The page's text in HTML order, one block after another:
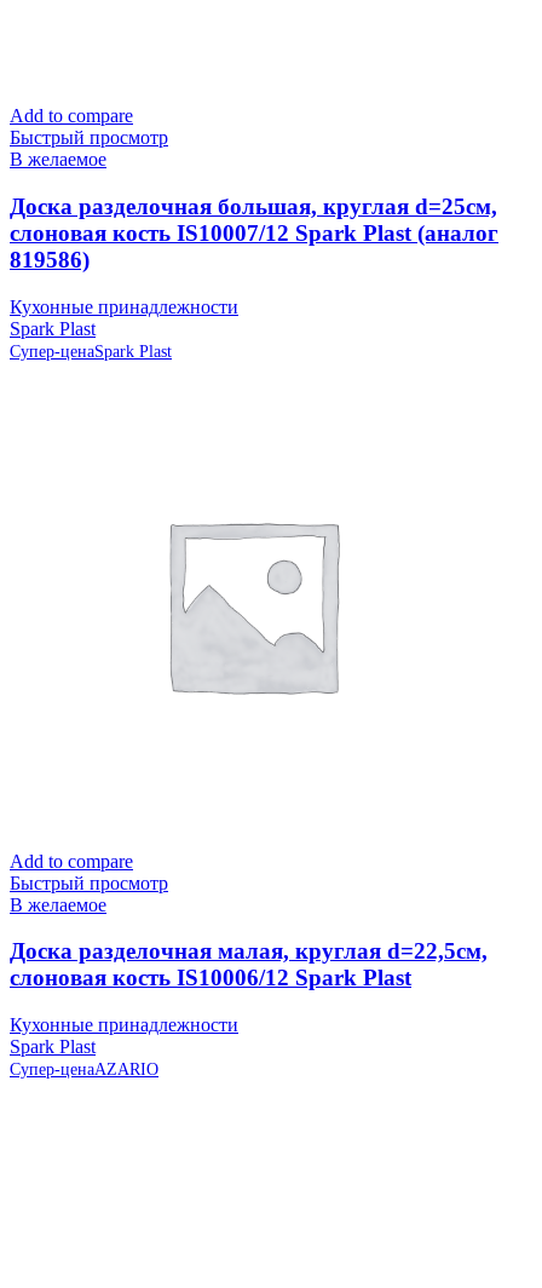
Add to compare
Быстрый просмотр
В желаемое
Доска разделочная большая, круглая d=25см,
слоновая кость IS10007/12 Spark Plast (аналог
819586)
Кухонные принадлежности
Spark Plast
Супер-ценаSpark Plast
Add to compare
Быстрый просмотр
В желаемое
Доска разделочная малая, круглая d=22,5см,
слоновая кость IS10006/12 Spark Plast
Кухонные принадлежности
Spark Plast
Супер-ценаAZARIO